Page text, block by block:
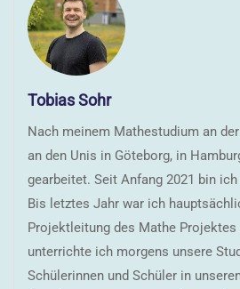
Tobias Sohr
Nach meinem Mathestudium an
an den Unis in Göteborg, in
gearbeitet. Seit Anfang 2021 bin
Bis letztes Jahr war ich
Projektleitung des Mathe
unterrichte ich morgens unsere
Schülerinnen und Schüler in